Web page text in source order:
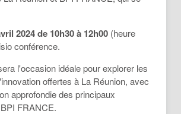
2024 de 10h30 à 12h00 (heure
conférence.
l'occasion idéale pour explorer les
offertes à La Réunion, avec
approfondie des principaux
FRANCE.